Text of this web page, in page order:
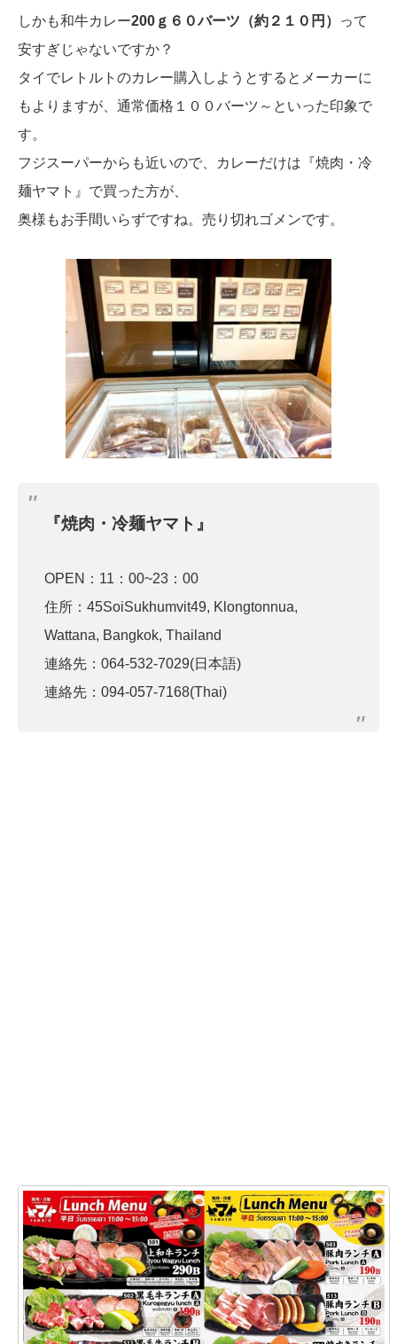
しかも和牛カレー200ｇ６０バーツ（約２１０円）
って
安すぎじゃないですか？
タイでレトルトのカレー購入しようとするとメーカーに
もよりますが、通常価格１００バーツ～といった印象で
す。
フジスーパーからも近いので、カレーだけは『焼肉・冷
麺ヤマト』で買った方が、
奥様もお手間いらずですね。売り切れゴメンです。
『焼肉・冷麺ヤマト』
OPEN：11：00~23：00
住所：45SoiSukhumvit49, Klongtonnua,
Wattana, Bangkok, Thailand
連絡先：064-532-7029(日本語)
連絡先：094-057-7168(Thai)